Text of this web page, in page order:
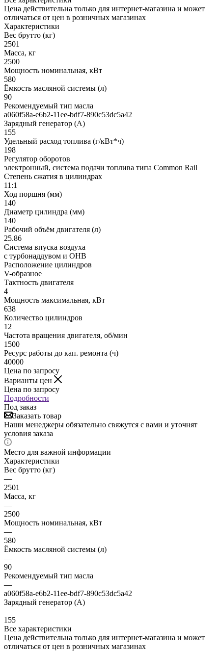
Цена действительна только для интернет-магазина и может
отличаться от цен в розничных магазинах
Характеристики
Вес брутто (кг)
2501
Масса, кг
2500
Мощность номинальная, кВт
580
Ёмкость масляной системы (л)
90
Рекомендуемый тип масла
a060f58a-e6b2-11ee-bdf7-890c53dc5a42
Зарядный генератор (А)
155
Удельный расход топлива (г/кВт*ч)
198
Регулятор оборотов
электронный, система подачи топлива типа Common Rail
Степень сжатия в цилиндрах
11:1
Ход поршня (мм)
140
Диаметр цилиндра (мм)
140
Рабочий объём двигателя (л)
25.86
Система впуска воздуха
с турбонаддувом и ОНВ
Расположение цилиндров
V-образное
Тактность двигателя
4
Мощность максимальная, кВт
638
Количество цилиндров
12
Частота вращения двигателя, об/мин
1500
Ресурс работы до кап. ремонта (ч)
40000
Цена по запросу
Варианты цен
Цена по запросу
Подробности
Под заказ
Заказать товар
Наши менеджеры обязательно свяжутся с вами и уточнят
условия заказа
Место для важной информации
Характеристики
Вес брутто (кг)
—
2501
Масса, кг
—
2500
Мощность номинальная, кВт
—
580
Ёмкость масляной системы (л)
—
90
Рекомендуемый тип масла
—
a060f58a-e6b2-11ee-bdf7-890c53dc5a42
Зарядный генератор (А)
—
155
Все характеристики
Цена действительна только для интернет-магазина и может
отличаться от цен в розничных магазинах